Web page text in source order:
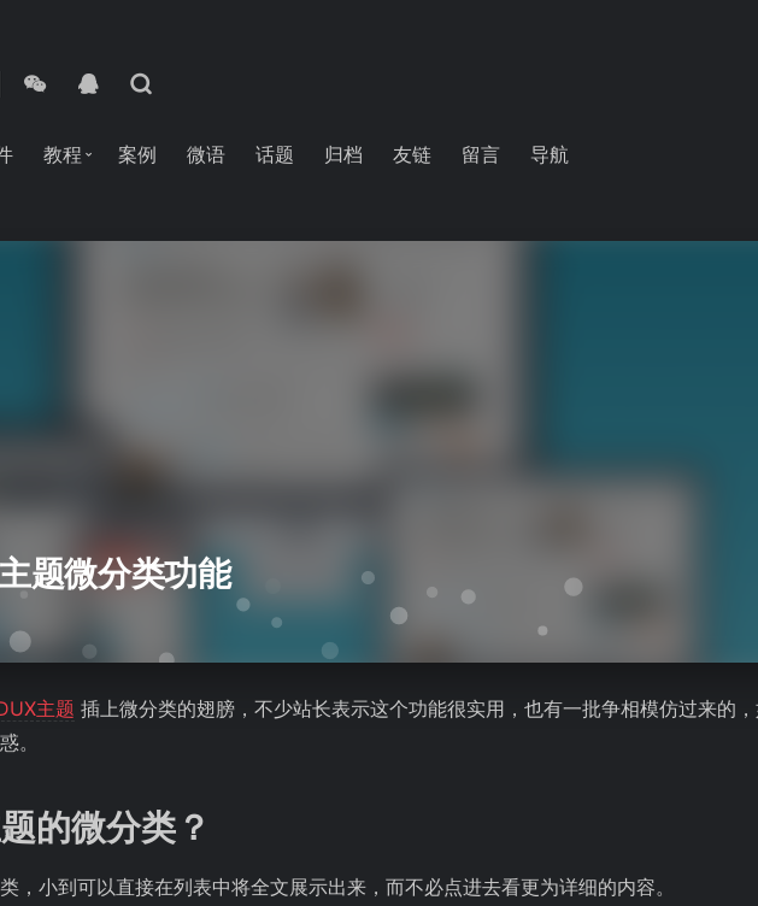
教程 案例 微语 话题 归档 友链 留言 导航
题微分类功能
主题 插上微分类的翅膀，不少站长表示这个功能很实用，也有一批争相模仿过来的
。
的微分类？
，小到可以直接在列表中将全文展示出来，而不必点进去看更为详细的内容。